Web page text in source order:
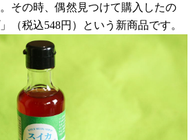
その時、偶然見つけて購入したの
（税込548円）という新商品です。